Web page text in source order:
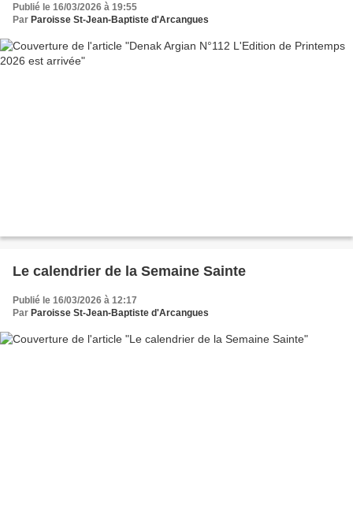
Publié le 16/03/2026 à 19:55
Par Paroisse St-Jean-Baptiste d'Arcangues
Le calendrier de la Semaine Sainte
Publié le 16/03/2026 à 12:17
Par Paroisse St-Jean-Baptiste d'Arcangues